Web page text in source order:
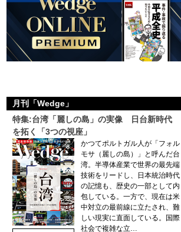
月刊「Wedge」
特集:台湾「麗しの島」の実像 日台新時代
を拓く「3つの視座」
かつてポルトガル人が「フォル
モサ（麗しの島）」と呼んだ台
湾。半導体産業で世界の最先端
技術をリードし、日本統治時代
の記憶も、歴史の一部として内
包している。一方で、現在は米
中対立の最前線に立たされ、難
しい現実に直面している。国際
社会で複雑な立…